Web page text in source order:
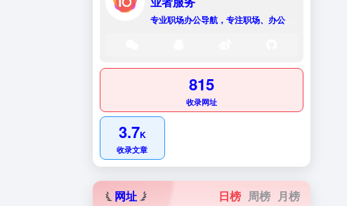
815
收录网址
3.7K
收录文章
网址 日榜 周榜 月榜